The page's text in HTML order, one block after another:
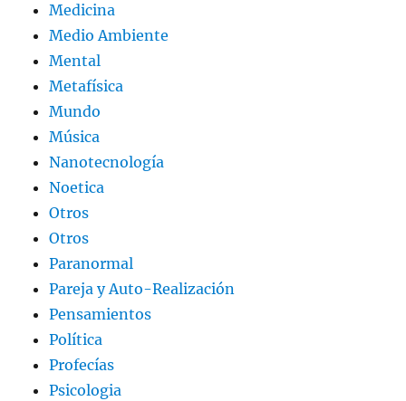
Medicina
Medio Ambiente
Mental
Metafísica
Mundo
Música
Nanotecnología
Noetica
Otros
Otros
Paranormal
Pareja y Auto-Realización
Pensamientos
Política
Profecías
Psicologia